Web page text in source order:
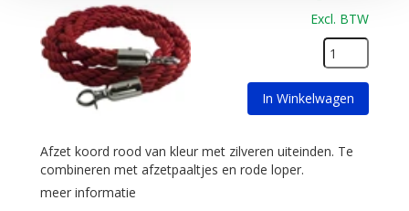
Excl. BTW
In Winkelwagen
Afzet koord rood van kleur met zilveren uiteinden. Te
combineren met afzetpaaltjes en rode loper.
meer informatie